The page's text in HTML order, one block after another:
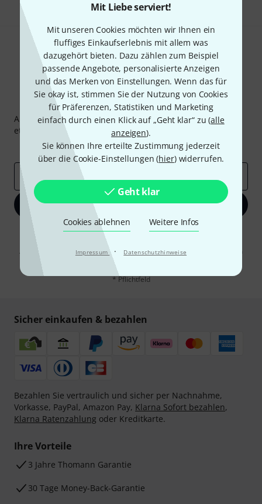
Mit Liebe serviert!
Mit unseren Cookies möchten wir Ihnen ein
fluffiges Einkaufserlebnis mit allem was
dazugehört bieten. Dazu zählen zum Beispiel
passende Angebote, personalisierte Anzeigen
und das Merken von Einstellungen. Wenn das für
Sie okay ist, stimmen Sie der Nutzung von Cookies
für Präferenzen, Statistiken und Marketing
einfach durch einen Klick auf „Geht klar“ zu (alle
anzeigen).
Sie können Ihre erteilte Zustimmung jederzeit
über die Cookie-Einstellungen (hier) widerrufen.
Geht klar
Cookies ablehnen Weitere Infos
Impressum · Datenschutzhinweise
Thomann Newsletter
Abonniere den Thomann Newsletter und gewinne mit
etwas Glück einen von
50 Gutscheinen
Inspirierende Beiträge
Deals Thomann Insights
E-Mail-Adresse*
Jetzt anmelden
Mit Klick auf „Jetzt anmelden“ stimmen Sie dem Erhalt von E-Mail-
Werbung und einer Messung des E-Mail-Nutzungsverhaltens zu. Die
Abmeldung ist jederzeit möglich. Weitere Informationen finden Sie in
Datenschutzhinweisen
* Pflichtfeld
Sicher einkaufen & bezahlen
Bezahlen Sie vertraulich und sicher per Nachnahme,
Vorkasse, PayPal, Amazon Pay, Klarna Sofort bezahlen,
Klarna Ratenzahlung oder Kreditkarte.
Ihre Vorteile
3 Jahre Thomann Garantie
30 Tage Money-Back-Garantie